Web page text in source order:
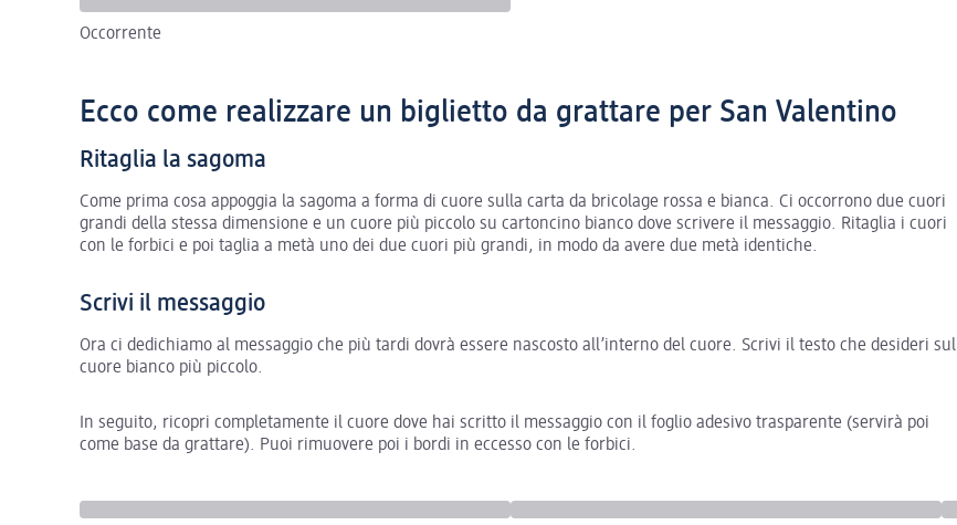
Occorrente
Ecco come realizzare un biglietto da grattare per San Valentino
Ritaglia la sagoma
Come prima cosa appoggia la sagoma a forma di cuore sulla carta da bricolage rossa e bianca. Ci occorrono due cuori
grandi della stessa dimensione e un cuore più piccolo su cartoncino bianco dove scrivere il messaggio. Ritaglia i cuori
con le forbici e poi taglia a metà uno dei due cuori più grandi, in modo da avere due metà identiche.
Scrivi il messaggio
Ora ci dedichiamo al messaggio che più tardi dovrà essere nascosto all’interno del cuore. Scrivi il testo che desideri sul
cuore bianco più piccolo.
In seguito, ricopri completamente il cuore dove hai scritto il messaggio con il foglio adesivo trasparente (servirà poi
come base da grattare). Puoi rimuovere poi i bordi in eccesso con le forbici.